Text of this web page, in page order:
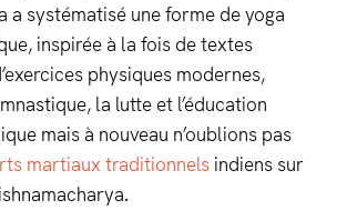
a systématisé une forme de yoga
inspirée à la fois de textes
physiques modernes,
la lutte et l’éducation
mais à nouveau n’oublions pas
martiaux traditionnels indiens sur